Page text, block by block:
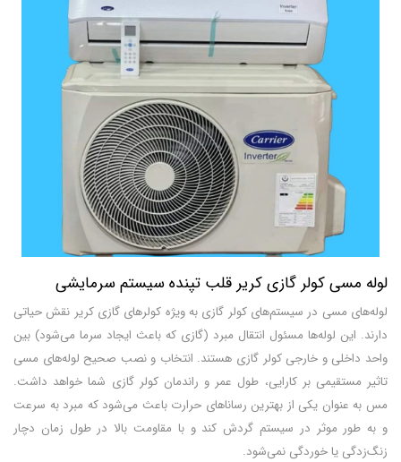
لوله مسی کولر گازی کریر قلب تپنده سیستم سرمایشی
لوله‌های مسی در سیستم‌های کولر گازی به ویژه کولرهای گازی کریر نقش حیاتی
دارند. این لوله‌ها مسئول انتقال مبرد (گازی که باعث ایجاد سرما می‌شود) بین
واحد داخلی و خارجی کولر گازی هستند. انتخاب و نصب صحیح لوله‌های مسی
تاثیر مستقیمی بر کارایی، طول عمر و راندمان کولر گازی شما خواهد داشت.
مس به عنوان یکی از بهترین رساناهای حرارت باعث می‌شود که مبرد به سرعت
و به طور موثر در سیستم گردش کند و با مقاومت بالا در طول زمان دچار
زنگ‌زدگی یا خوردگی نمی‌شود.